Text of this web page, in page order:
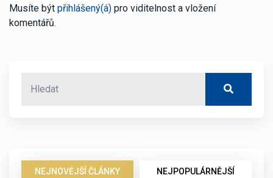
Musíte být přihlášený(á) pro viditelnost a vložení
komentářů.
NEJNOVĚJŠÍ ČLÁNKY NEJPOPULÁRNĚJŠÍ